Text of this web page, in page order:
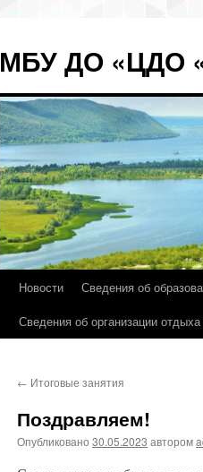
МБУ ДО «ЦДО
Перейти
Новости Сведения об
Сведения об организации
← Итоговые занятия
Поздравляем!
Опубликовано 30.05.2023 автором